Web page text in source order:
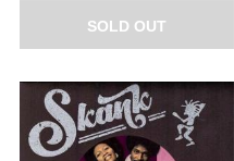
SOLD OUT